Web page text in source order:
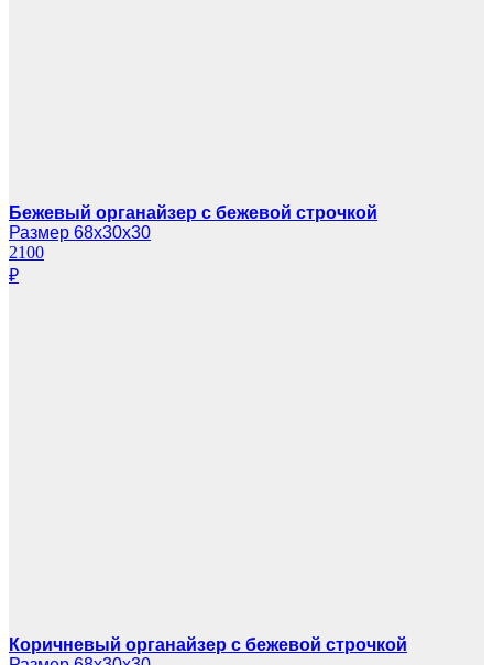
Бежевый органайзер с бежевой строчкой
Размер 68х30х30
2100
₽
Коричневый органайзер с бежевой строчкой